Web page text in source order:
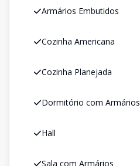
Armários Embutidos
Cozinha Americana
Cozinha Planejada
Dormitório com Armários
Hall
Sala com Armários